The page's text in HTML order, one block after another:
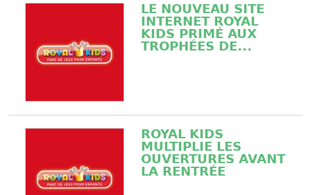
LE NOUVEAU SITE
INTERNET ROYAL
KIDS PRIMÉ AUX
TROPHÉES DE...
ROYAL KIDS
MULTIPLIE LES
OUVERTURES AVANT
LA RENTRÉE